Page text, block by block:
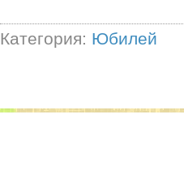
Категория: Юбилей